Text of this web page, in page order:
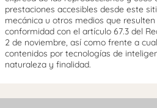
prestaciones accesibles desde este
mecánica u otros medios que
conformidad con el artículo 67.3 del
2 de noviembre, así como frente a
contenidos por tecnologías de
naturaleza y finalidad.